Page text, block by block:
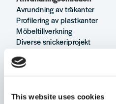
This website uses cookies
Avrundning av träkanter
Profilering av plastkanter
Möbeltillverkning
Diverse snickeriprojekt
Tekniska data
Spindel 8mm
Skärlängd (H) 13,5mm